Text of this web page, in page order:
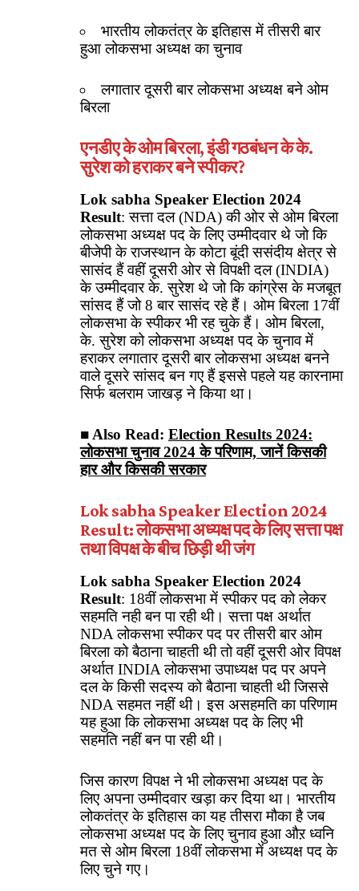
भारतीय लोकतंत्र के इतिहास में तीसरी बार
हुआ लोकसभा अध्यक्ष का चुनाव
लगातार दूसरी बार लोकसभा अध्यक्ष बने ओम
बिरला
एनडीए के ओम बिरला, इंडी गठबंधन के के.
सुरेश को हराकर बने स्पीकर?
Lok sabha Speaker Election 2024
Result: सत्ता दल (NDA) की ओर से ओम बिरला
लोकसभा अध्यक्ष पद के लिए उम्मीदवार थे जो कि
बीजेपी के राजस्थान के कोटा बूंदी ससंदीय क्षेत्र से
सासंद हैं वहीं दूसरी ओर से विपक्षी दल (INDIA)
के उम्मीदवार के. सुरेश थे जो कि कांग्रेस के मजबूत
सांसद हैं जो 8 बार सासंद रहे हैं। ओम बिरला 17वीं
लोकसभा के स्पीकर भी रह चुके हैं। ओम बिरला,
के. सुरेश को लोकसभा अध्यक्ष पद के चुनाव में
हराकर लगातार दूसरी बार लोकसभा अध्यक्ष बनने
वाले दूसरे सांसद बन गए हैं इससे पहले यह कारनामा
सिर्फ बलराम जाखड़ ने किया था।
■ Also Read: Election Results 2024:
लोकसभा चुनाव 2024 के परिणाम, जानें किसकी
हार और किसकी सरकार
Lok sabha Speaker Election 2024
Result:लोकसभा अध्यक्ष पद के लिए सत्ता पक्ष
तथा विपक्ष के बीच छिड़ी थी जंग
Lok sabha Speaker Election 2024
Result: 18वीं लोकसभा में स्पीकर पद को लेकर
सहमति नही बन पा रही थी। सत्ता पक्ष अर्थात
NDA लोकसभा स्पीकर पद पर तीसरी बार ओम
बिरला को बैठाना चाहती थी तो वहीं दूसरी ओर विपक्ष
अर्थात INDIA लोकसभा उपाध्यक्ष पद पर अपने
दल के किसी सदस्य को बैठाना चाहती थी जिससे
NDA सहमत नहीं थी। इस असहमति का परिणाम
यह हुआ कि लोकसभा अध्यक्ष पद के लिए भी
सहमति नहीं बन पा रही थी।
जिस कारण विपक्ष ने भी लोकसभा अध्यक्ष पद के
लिए अपना उम्मीदवार खड़ा कर दिया था। भारतीय
लोकतंत्र के इतिहास का यह तीसरा मौका है जब
लोकसभा अध्यक्ष पद के लिए चुनाव हुआ औऱ ध्वनि
मत से ओम बिरला 18वीं लोकसभा में अध्यक्ष पद के
लिए चुने गए।